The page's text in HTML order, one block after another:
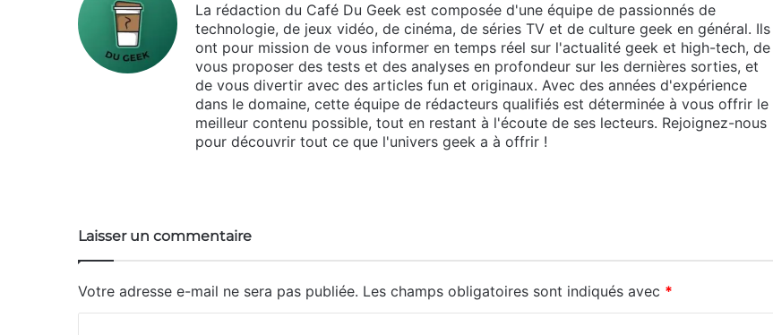
La rédaction du Café Du Geek est composée d'une équipe de passionnés de
technologie, de jeux vidéo, de cinéma, de séries TV et de culture geek en général. Ils
ont pour mission de vous informer en temps réel sur l'actualité geek et high-tech, de
vous proposer des tests et des analyses en profondeur sur les dernières sorties, et
de vous divertir avec des articles fun et originaux. Avec des années d'expérience
dans le domaine, cette équipe de rédacteurs qualifiés est déterminée à vous offrir le
meilleur contenu possible, tout en restant à l'écoute de ses lecteurs. Rejoignez-nous
pour découvrir tout ce que l'univers geek a à offrir !
Laisser un commentaire
Votre adresse e-mail ne sera pas publiée. Les champs obligatoires sont indiqués avec *